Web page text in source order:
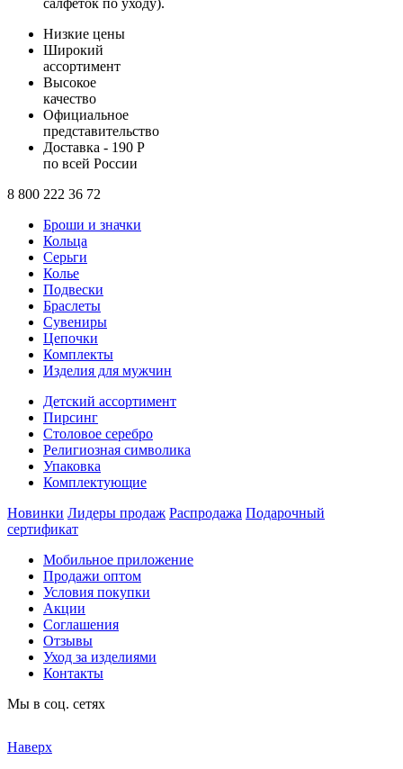
салфеток по уходу).
Низкие цены
Широкий
ассортимент
Высокое
качество
Официальное
представительство
Доставка - 190 Р
по всей России
8 800 222 36 72
Броши и значки
Кольца
Серьги
Колье
Подвески
Браслеты
Сувениры
Цепочки
Комплекты
Изделия для мужчин
Детский ассортимент
Пирсинг
Столовое серебро
Религиозная символика
Упаковка
Комплектующие
Новинки Лидеры продаж Распродажа Подарочный
сертификат
Мобильное приложение
Продажи оптом
Условия покупки
Акции
Соглашения
Отзывы
Уход за изделиями
Контакты
Мы в соц. сетях
Наверх